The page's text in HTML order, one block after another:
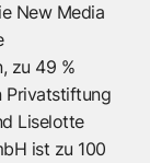
New Media
zu 49 %
Privatstiftung
Liselotte
ist zu 100